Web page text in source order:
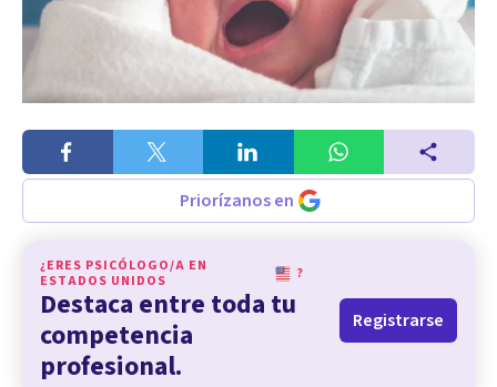
Priorízanos en
¿ERES PSICÓLOGO/A EN
ESTADOS UNIDOS
?
Destaca entre toda tu
competencia
profesional.
Registrarse